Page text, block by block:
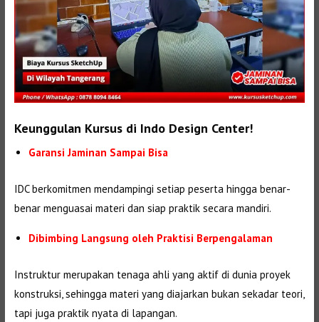
Keunggulan Kursus di Indo Design Center!
Garansi Jaminan Sampai Bisa
IDC berkomitmen mendampingi setiap peserta hingga benar-
benar menguasai materi dan siap praktik secara mandiri.
Dibimbing Langsung oleh Praktisi Berpengalaman
Instruktur merupakan tenaga ahli yang aktif di dunia proyek
konstruksi, sehingga materi yang diajarkan bukan sekadar teori,
tapi juga praktik nyata di lapangan.